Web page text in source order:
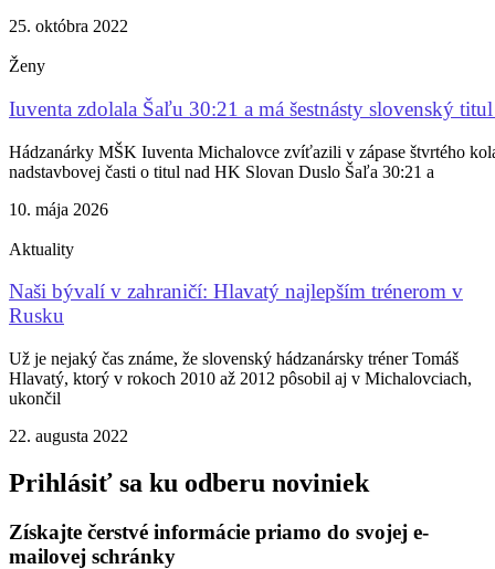
25. októbra 2022
Ženy
Iuventa zdolala Šaľu 30:21 a má šestnásty slovenský
Hádzanárky MŠK Iuventa Michalovce zvíťazili v zápase štvrtého
nadstavbovej časti o titul nad HK Slovan Duslo Šaľa 30:21 a
10. mája 2026
Aktuality
Naši bývalí v zahraničí: Hlavatý najlepším trénerom v
Rusku
Už je nejaký čas známe, že slovenský hádzanársky tréner Tomáš
Hlavatý, ktorý v rokoch 2010 až 2012 pôsobil aj v Michalovciach,
ukončil
22. augusta 2022
Prihlásiť sa ku odberu noviniek
Získajte čerstvé informácie priamo do svojej e-
mailovej schránky